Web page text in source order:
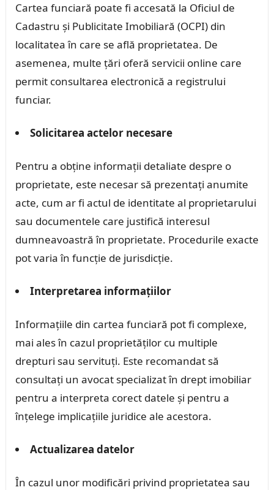
Cartea funciară poate fi accesată la Oficiul de
Cadastru și Publicitate Imobiliară (OCPI) din
localitatea în care se află proprietatea. De
asemenea, multe țări oferă servicii online care
permit consultarea electronică a registrului
funciar.
Solicitarea actelor necesare
Pentru a obține informații detaliate despre o
proprietate, este necesar să prezentați anumite
acte, cum ar fi actul de identitate al proprietarului
sau documentele care justifică interesul
dumneavoastră în proprietate. Procedurile exacte
pot varia în funcție de jurisdicție.
Interpretarea informațiilor
Informațiile din cartea funciară pot fi complexe,
mai ales în cazul proprietăților cu multiple
drepturi sau servituți. Este recomandat să
consultați un avocat specializat în drept imobiliar
pentru a interpreta corect datele și pentru a
înțelege implicațiile juridice ale acestora.
Actualizarea datelor
În cazul unor modificări privind proprietatea sau